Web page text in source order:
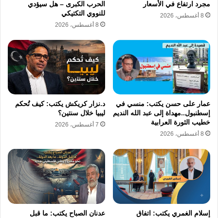
ولا للمجلس الأعلى للتعليم قبل الجامعي فلم نر
المجلس الأعلى للتعليم قبل الجامعي، والمنشأ
بالقرار الجمهوري رقم (٥٢٣) لسنة -١٩٨١ ، والذي
تدخل التعديلات ضمن اختصاصاته حصرًا بالمادة
الثانيةمنه .
لم يأتي بمذكرة المشروع أنه تم عرضه على نقابة
معينة لم تعرها الوزارة اهتمامًا وتعرض عليها
المشروع من باب استيفاء الشكل.
المعلمون تحت خط الفقر لم يشر المشروع لأي
مجرد ارتفاع في الأسعار
8 أغسطس، 2026
الحرب الكبرى – هل سيؤدي
للنووي التكتيكي
8 أغسطس، 2026
عمار على حسن يكتب: منسي في
إسطنبول..مهداة إلى عبد الله النديم
خطيب الثورة العرابية
8 أغسطس، 2026
د.نزار كريكش يكتب: كيف تُحكم
ليبيا خلال سنتين؟
7 أغسطس، 2026
إسلام الغمري يكتب: اتفاق
عدنان الصباح يكتب: ما قبل